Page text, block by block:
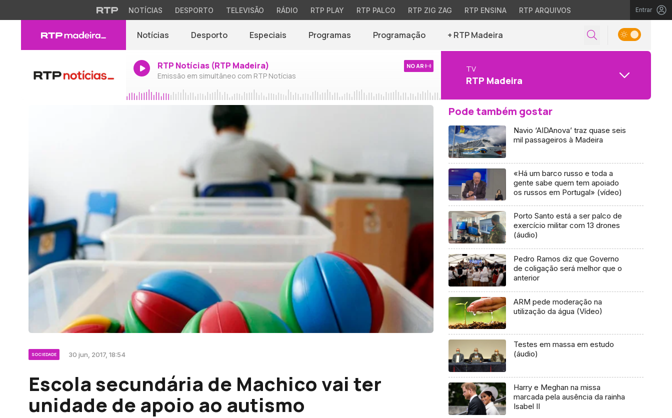
NOTÍCIAS DESPORTO TELEVISÃO RÁDIO RTP PLAY RTP PALCO RTP ZIG ZAG RTP ENSINA RTP ARQUIVOS Entrar
Notícias Desporto Especiais Programas Programação + RTP Madeira
RTP Notícias (RTP Madeira)
Emissão em simultâneo com RTP Notícias
NO AR TV
RTP Madeira
SOCIEDADE 30 jun, 2017, 18:54
Escola secundária de Machico vai ter
unidade de apoio ao autismo
Pode também gostar
Navio ‘AIDAnova’ traz quase seis
mil passageiros à Madeira
«Há um barco russo e toda a
gente sabe quem tem apoiado
os russos em Portugal» (vídeo)
Porto Santo está a ser palco de
exercício militar com 13 drones
(áudio)
Pedro Ramos diz que Governo
de coligação será melhor que o
anterior
ARM pede moderação na
utilização da água (Vídeo)
Testes em massa em estudo
(áudio)
Harry e Meghan na missa
marcada pela ausência da rainha
Isabel II